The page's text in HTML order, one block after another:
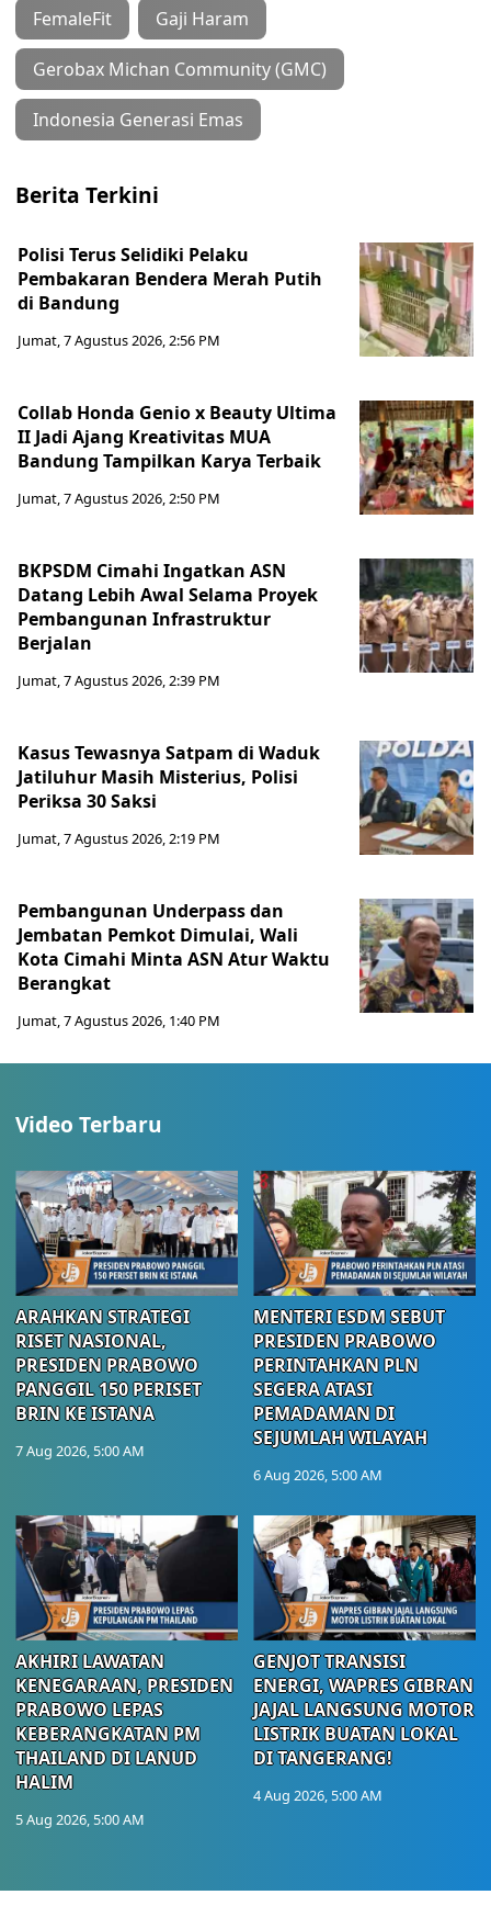
FemaleFit Gaji Haram
Gerobax Michan Community (GMC)
Indonesia Generasi Emas
Berita Terkini
Polisi Terus Selidiki Pelaku
Pembakaran Bendera Merah Putih
di Bandung
Jumat, 7 Agustus 2026, 2:56 PM
Collab Honda Genio x Beauty Ultima
II Jadi Ajang Kreativitas MUA
Bandung Tampilkan Karya Terbaik
Jumat, 7 Agustus 2026, 2:50 PM
BKPSDM Cimahi Ingatkan ASN
Datang Lebih Awal Selama Proyek
Pembangunan Infrastruktur
Berjalan
Jumat, 7 Agustus 2026, 2:39 PM
Kasus Tewasnya Satpam di Waduk
Jatiluhur Masih Misterius, Polisi
Periksa 30 Saksi
Jumat, 7 Agustus 2026, 2:19 PM
Pembangunan Underpass dan
Jembatan Pemkot Dimulai, Wali
Kota Cimahi Minta ASN Atur Waktu
Berangkat
Jumat, 7 Agustus 2026, 1:40 PM
Video Terbaru
ARAHKAN STRATEGI
RISET NASIONAL,
PRESIDEN PRABOWO
PANGGIL 150 PERISET
BRIN KE ISTANA
7 Aug 2026, 5:00 AM
MENTERI ESDM SEBUT
PRESIDEN PRABOWO
PERINTAHKAN PLN
SEGERA ATASI
PEMADAMAN DI
SEJUMLAH WILAYAH
6 Aug 2026, 5:00 AM
AKHIRI LAWATAN
KENEGARAAN, PRESIDEN
PRABOWO LEPAS
KEBERANGKATAN PM
THAILAND DI LANUD
HALIM
5 Aug 2026, 5:00 AM
GENJOT TRANSISI
ENERGI, WAPRES GIBRAN
JAJAL LANGSUNG MOTOR
LISTRIK BUATAN LOKAL
DI TANGERANG!
4 Aug 2026, 5:00 AM